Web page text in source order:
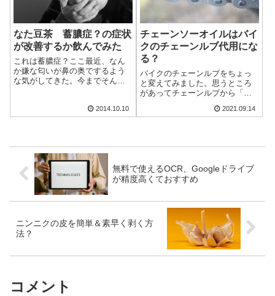
なた豆茶 蓄膿症？の症状
が改善するか飲んでみた
これは蓄膿症？ここ最近、なん
か嫌な匂いが鼻の奥でするよう
な気がしてきた。今までそんな
も思ったけど、ググってみると
蓄膿症（副鼻腔炎）？っぽい。
2014.10.10
チェーンソーオイルはバイ
クのチェーンルブ代用にな
る？
バイクのチェーンルブをちょっ
と変えてみました。思うところ
があってチェーンルブから「チ
やレビューというか、気づいた
2021.09.14
無料で使えるOCR、Googleドライブ
が精度高くておすすめ
ニンニクの皮を簡単＆素早く剥く方
法？
コメント